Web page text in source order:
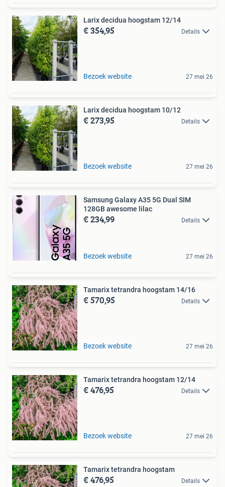
Larix decidua hoogstam 12/14
€ 354,95 Details
Bezoek website 27 mei 26
Larix decidua hoogstam 10/12
€ 273,95 Details
Bezoek website 27 mei 26
Samsung Galaxy A35 5G Dual SIM
128GB awesome lilac
€ 234,99 Details
Bezoek website 27 mei 26
Tamarix tetrandra hoogstam 14/16
€ 570,95 Details
Bezoek website 27 mei 26
Tamarix tetrandra hoogstam 12/14
€ 476,95 Details
Bezoek website 27 mei 26
Tamarix tetrandra hoogstam
€ 476,95 Details